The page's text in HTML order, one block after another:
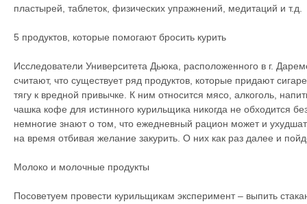
пластырей, таблеток, физических упражнений, медитаций и т.д.
5 продуктов, которые помогают бросить курить
Исследователи Университета Дьюка, расположенного в г.
считают, что существует ряд продуктов, которые придают
тягу к вредной привычке. К ним относится мясо, алкоголь,
чашка кофе для истинного курильщика никогда не обходится
немногие знают о том, что ежедневный рацион может и
на время отбивая желание закурить. О них как раз далее и
Молоко и молочные продукты
Посоветуем провести курильщикам эксперимент – выпить